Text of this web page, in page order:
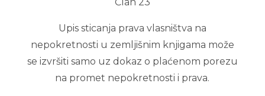
Upis sticanja prava vlasništva na
nepokretnosti u zemljišnim knjigama može
se izvršiti samo uz dokaz o plaćenom porezu
na promet nepokretnosti i prava.